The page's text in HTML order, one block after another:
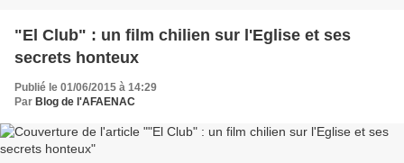
"El Club" : un film chilien sur l'Eglise et ses
secrets honteux
Publié le 01/06/2015 à 14:29
Par Blog de l'AFAENAC